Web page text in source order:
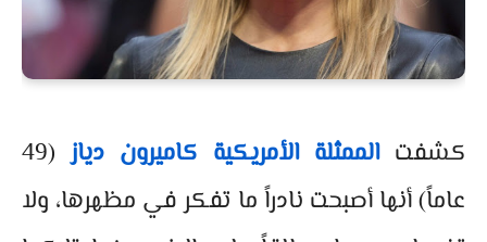
كشفتالممثلة الأمريكية كاميرون دياز
(49
عاماً) أنها أصبحت نادراً ما تفكر في مظهرها، ولا